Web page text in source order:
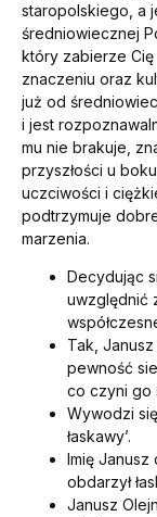
staropolskiego, a
średniowiecznej
który zabierze
znaczeniu oraz
już od
i jest
mu nie brakuje,
przyszłości u
uczciwości i
podtrzymuje
marzenia.
Decydując
uwzględnić
Tak,
pewność
co czyni go
Wywodzi
łaskawy’.
Imię Janusz
obdarzył
Janusz